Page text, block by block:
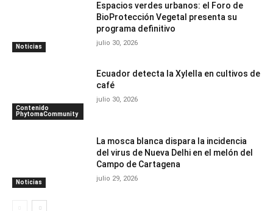
Noticias
Espacios verdes urbanos: el Foro de
BioProtección Vegetal presenta su
programa definitivo
julio 30, 2026
Contenido
PhytomaCommunity
Ecuador detecta la Xylella en cultivos de
café
julio 30, 2026
Noticias
La mosca blanca dispara la incidencia
del virus de Nueva Delhi en el melón del
Campo de Cartagena
julio 29, 2026